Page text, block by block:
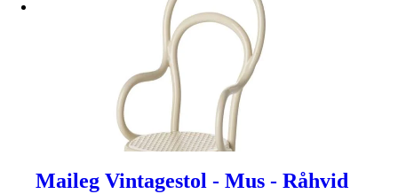
Maileg Vintagestol - Mus - Råhvid